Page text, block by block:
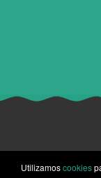
Utilizamoscookies